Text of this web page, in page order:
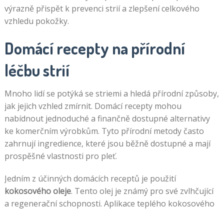
výrazně přispět k prevenci strií a zlepšení celkového
vzhledu pokožky.
Domácí recepty na přírodní
léčbu strií
Mnoho lidí se potýká se striemi a hledá přírodní způsoby,
jak jejich vzhled zmírnit. Domácí recepty mohou
nabídnout jednoduché a finančně dostupné alternativy
ke komerčním výrobkům. Tyto přírodní metody často
zahrnují ingredience, které jsou běžně dostupné a mají
prospěšné vlastnosti pro pleť.
Jedním z účinných domácích receptů je použití
kokosového oleje. Tento olej je známý pro své zvlhčující
a regenerační schopnosti. Aplikace teplého kokosového